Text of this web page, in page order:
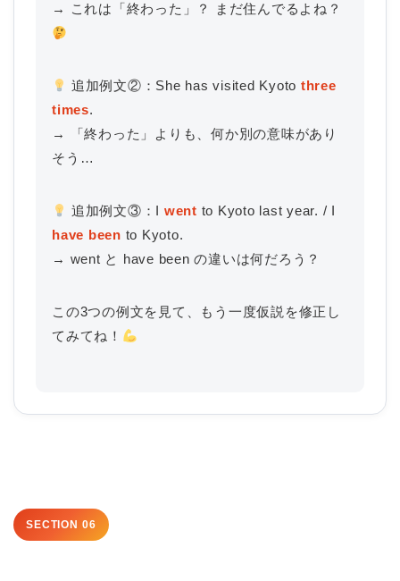
→ これは「終わった」？ まだ住んでるよね？
追加例文②：She has visited Kyoto three
times.
→ 「終わった」よりも、何か別の意味があり
そう…
追加例文③：I went to Kyoto last year. / I
have been to Kyoto.
→ went と have been の違いは何だろう？
この3つの例文を見て、もう一度仮説を修正し
てみてね！
SECTION 06